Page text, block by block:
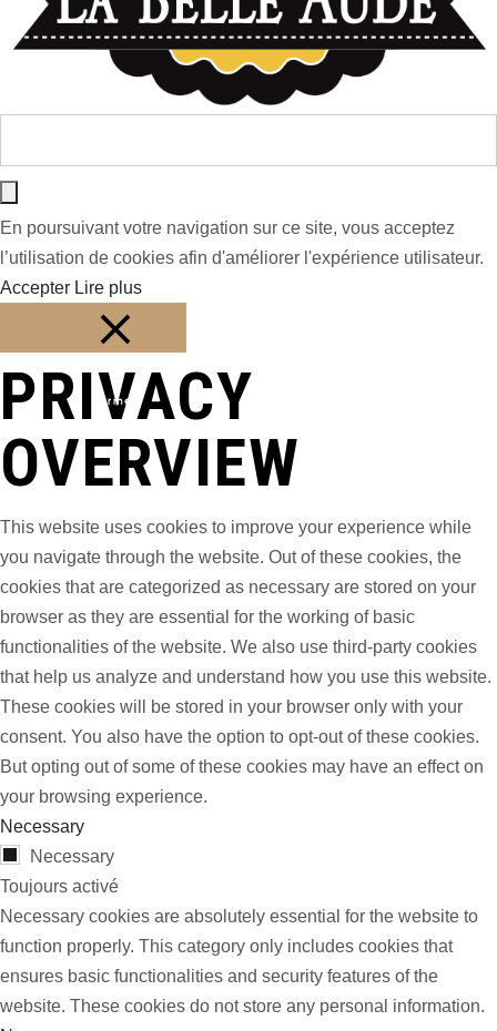
En poursuivant votre navigation sur ce site, vous acceptez
l’utilisation de cookies afin d'améliorer l'expérience utilisateur.
Accepter Lire plus
Fermer
PRIVACY
OVERVIEW
This website uses cookies to improve your experience while
you navigate through the website. Out of these cookies, the
cookies that are categorized as necessary are stored on your
browser as they are essential for the working of basic
functionalities of the website. We also use third-party cookies
that help us analyze and understand how you use this website.
These cookies will be stored in your browser only with your
consent. You also have the option to opt-out of these cookies.
But opting out of some of these cookies may have an effect on
your browsing experience.
Necessary
Necessary
Toujours activé
Necessary cookies are absolutely essential for the website to
function properly. This category only includes cookies that
ensures basic functionalities and security features of the
website. These cookies do not store any personal information.